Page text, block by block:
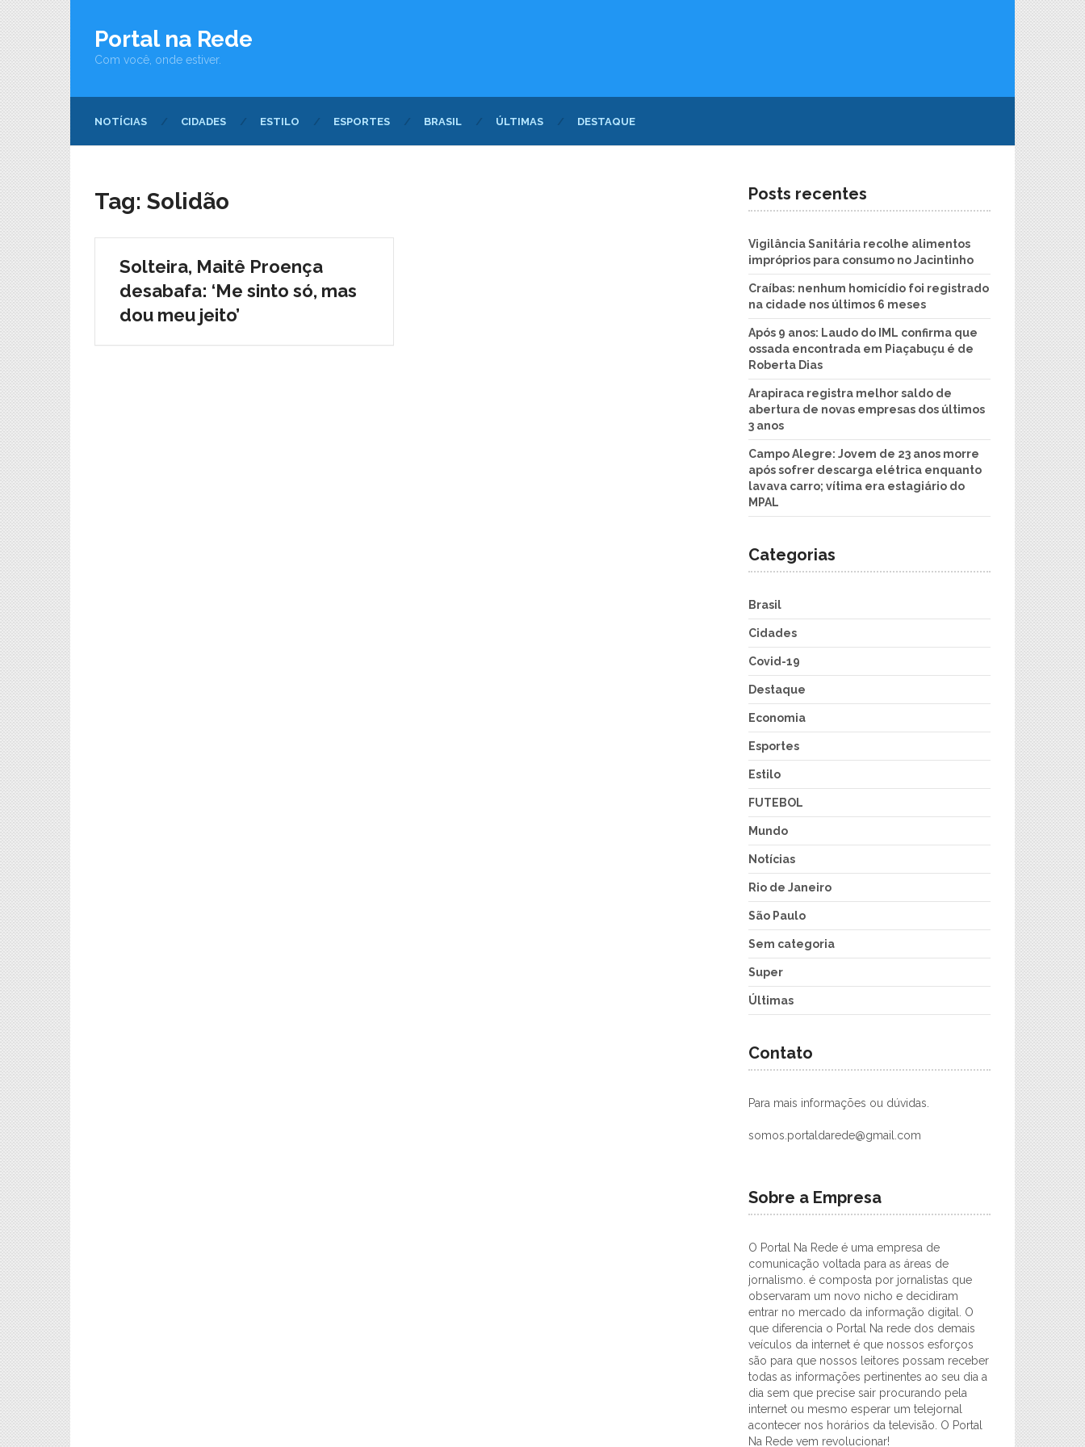
Portal na Rede
Com você, onde estiver.
NOTÍCIAS CIDADES ESTILO ESPORTES BRASIL ÚLTIMAS DESTAQUE
Tag: Solidão
Solteira, Maitê Proença
desabafa: ‘Me sinto só, mas
dou meu jeito’
Posts recentes
Vigilância Sanitária recolhe alimentos
impróprios para consumo no Jacintinho
Craíbas: nenhum homicídio foi registrado
na cidade nos últimos 6 meses
Após 9 anos: Laudo do IML confirma que
ossada encontrada em Piaçabuçu é de
Roberta Dias
Arapiraca registra melhor saldo de
abertura de novas empresas dos últimos
3 anos
Campo Alegre: Jovem de 23 anos morre
após sofrer descarga elétrica enquanto
lavava carro; vítima era estagiário do
MPAL
Categorias
Brasil
Cidades
Covid-19
Destaque
Economia
Esportes
Estilo
FUTEBOL
Mundo
Notícias
Rio de Janeiro
São Paulo
Sem categoria
Super
Últimas
Contato
Para mais informações ou dúvidas.
somos.portaldarede@gmail.com
Sobre a Empresa
O Portal Na Rede é uma empresa de
comunicação voltada para as áreas de
jornalismo. é composta por jornalistas que
observaram um novo nicho e decidiram
entrar no mercado da informação digital. O
que diferencia o Portal Na rede dos demais
veículos da internet é que nossos esforços
são para que nossos leitores possam receber
todas as informações pertinentes ao seu dia a
dia sem que precise sair procurando pela
internet ou mesmo esperar um telejornal
acontecer nos horários da televisão. O Portal
Na Rede vem revolucionar!